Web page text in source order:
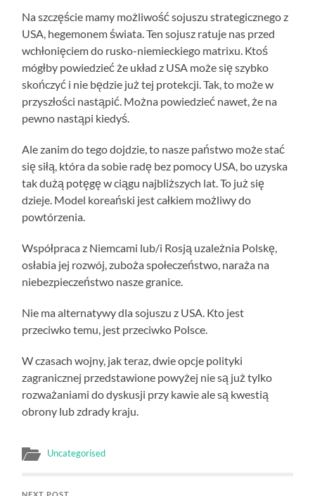
Na szczęście mamy możliwość sojuszu strategicznego z
USA, hegemonem świata. Ten sojusz ratuje nas przed
wchłonięciem do rusko-niemieckiego matrixu. Ktoś
mógłby powiedzieć że układ z USA może się szybko
skończyć i nie będzie już tej protekcji. Tak, to może w
przyszłości nastąpić. Można powiedzieć nawet, że na
pewno nastąpi kiedyś.
Ale zanim do tego dojdzie, to nasze państwo może stać
się siłą, która da sobie radę bez pomocy USA, bo uzyska
tak dużą potęgę w ciągu najbliższych lat. To już się
dzieje. Model koreański jest całkiem możliwy do
powtórzenia.
Współpraca z Niemcami lub/i Rosją uzależnia Polskę,
osłabia jej rozwój, zuboża społeczeństwo, naraża na
niebezpieczeństwo nasze granice.
Nie ma alternatywy dla sojuszu z USA. Kto jest
przeciwko temu, jest przeciwko Polsce.
W czasach wojny, jak teraz, dwie opcje polityki
zagranicznej przedstawione powyżej nie są już tylko
rozważaniami do dyskusji przy kawie ale są kwestią
obrony lub zdrady kraju.
Uncategorised
NEXT POST